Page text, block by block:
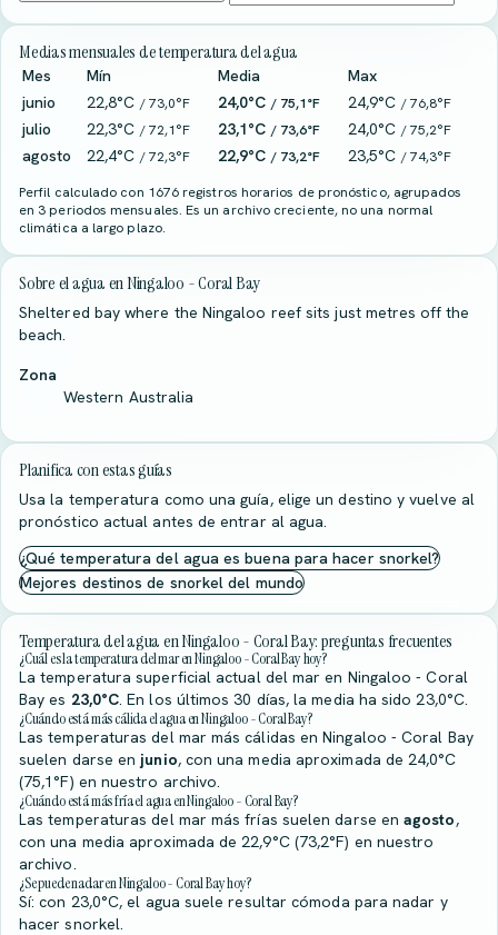
Medias mensuales de temperatura del agua
Mes Mín Media
Max
junio
22,8°C / 73,0°F 24,0°C / 75,1°F 24,9°C / 76,8°F
julio 22,3°C / 72,1°F 23,1°C / 73,6°F 24,0°C / 75,2°F
agosto 22,4°C / 72,3°F 22,9°C / 73,2°F 23,5°C / 74,3°F
Perfil calculado con 1676 registros horarios de pronóstico, agrupados
en 3 periodos mensuales. Es un archivo creciente, no una normal
climática a largo plazo.
Sobre el agua en Ningaloo - Coral Bay
Sheltered bay where the Ningaloo reef sits just metres off the
beach.
Zona
Western Australia
Planifica con estas guías
Usa la temperatura como una guía, elige un destino y vuelve al
pronóstico actual antes de entrar al agua.
¿Qué temperatura del agua es buena para hacer snorkel?
Mejores destinos de snorkel del mundo
Temperatura del agua en Ningaloo - Coral Bay: preguntas frecuentes
¿Cuál es la temperatura del mar en Ningaloo - Coral Bay hoy?
La temperatura superficial actual del mar en Ningaloo - Coral
Bay es 23,0°C. En los últimos 30 días, la media ha sido 23,0°C.
¿Cuándo está más cálida el agua en Ningaloo - Coral Bay?
Las temperaturas del mar más cálidas en Ningaloo - Coral Bay
suelen darse en junio, con una media aproximada de 24,0°C
(75,1°F) en nuestro archivo.
¿Cuándo está más fría el agua en Ningaloo - Coral Bay?
Las temperaturas del mar más frías suelen darse enagosto,
con una media aproximada de 22,9°C (73,2°F) en nuestro
archivo.
¿Se puede nadar en Ningaloo - Coral Bay hoy?
Sí: con 23,0°C, el agua suele resultar cómoda para nadar y
hacer snorkel.